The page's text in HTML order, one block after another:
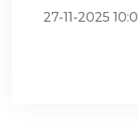
27-11-2025